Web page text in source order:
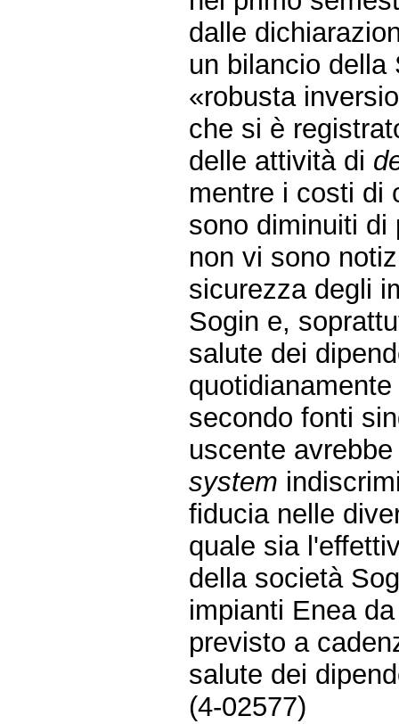
dalle
un bilancio della
«robusta
che si è
delle attività di
mentre i costi di
sono diminuiti di
non vi sono
sicurezza degli
Sogin e,
salute dei
secondo fonti
uscente
system
fiducia nelle
quale sia
della società
impianti Enea
previsto a
salute dei
(4-02577)